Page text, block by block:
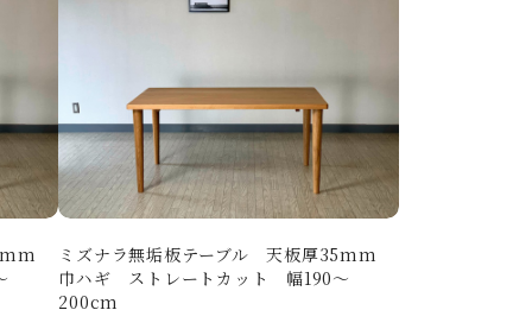
ミズナラ無垢板テーブル 天板厚35mm
巾ハギ ストレートカット 幅190～
200cm